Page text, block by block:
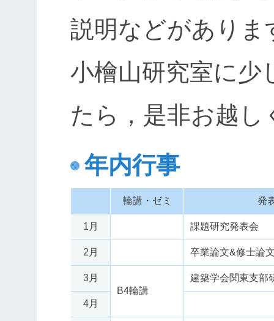
説明などがありま
小檜山研究室に少
たら，是非お越し
年内行事
輪講・ゼミ 発
1月 課題研究発表会
2月 卒業論文&修士論
3月
B4輪講
建築学会関東支部
4月